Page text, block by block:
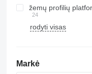
žemų profilių
rodyti visas
Markė